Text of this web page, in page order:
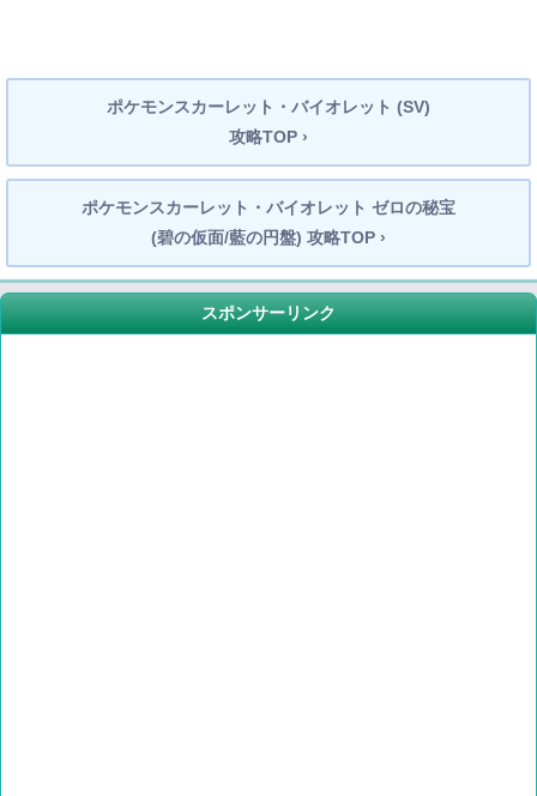
ポケモンスカーレット・バイオレット (SV)
攻略TOP ›
ポケモンスカーレット・バイオレット ゼロの秘宝
(碧の仮面/藍の円盤) 攻略TOP ›
スポンサーリンク